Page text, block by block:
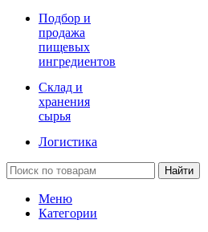
Подбор и
продажа
пищевых
ингредиентов
Склад и
хранения
сырья
Логистика
Найти
Меню
Категории